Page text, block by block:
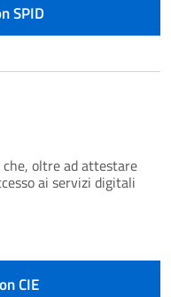
SPID
oltre ad attestare
ai servizi digitali
CIE